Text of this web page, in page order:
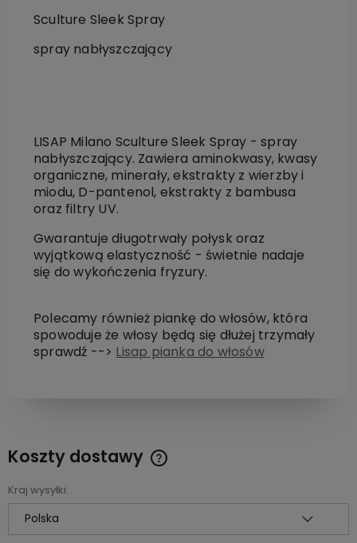
Sculture Sleek Spray
spray nabłyszczający
LISAP Milano Sculture Sleek Spray - spray
nabłyszczający. Zawiera aminokwasy, kwasy
organiczne, minerały, ekstrakty z wierzby i
miodu, D-pantenol, ekstrakty z bambusa
oraz filtry UV.
Gwarantuje długotrwały połysk oraz
wyjątkową elastyczność - świetnie nadaje
się do wykończenia fryzury.
Polecamy również piankę do włosów, która
spowoduje że włosy będą się dłużej trzymały
sprawdź --> Lisap pianka do włosów
Koszty dostawy
Cena nie zawiera ewentualnych kosztów płatności
Kraj wysyłki: